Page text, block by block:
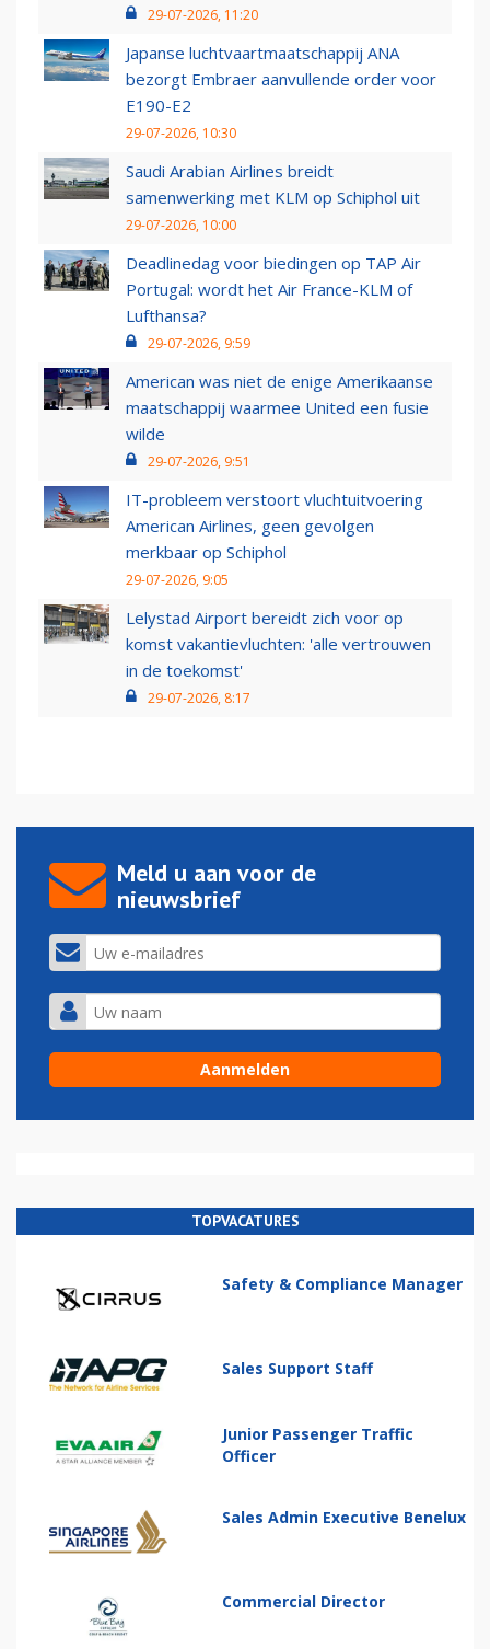
29-07-2026, 11:20
Japanse luchtvaartmaatschappij ANA
bezorgt Embraer aanvullende order voor
E190-E2
29-07-2026, 10:30
Saudi Arabian Airlines breidt
samenwerking met KLM op Schiphol uit
29-07-2026, 10:00
Deadlinedag voor biedingen op TAP Air
Portugal: wordt het Air France-KLM of
Lufthansa?
29-07-2026, 9:59
American was niet de enige Amerikaanse
maatschappij waarmee United een fusie
wilde
29-07-2026, 9:51
IT-probleem verstoort vluchtuitvoering
American Airlines, geen gevolgen
merkbaar op Schiphol
29-07-2026, 9:05
Lelystad Airport bereidt zich voor op
komst vakantievluchten: 'alle vertrouwen
in de toekomst'
29-07-2026, 8:17
Meld u aan voor de
nieuwsbrief
TOPVACATURES
Safety & Compliance Manager
Sales Support Staff
Junior Passenger Traffic
Officer
Sales Admin Executive Benelux
Commercial Director